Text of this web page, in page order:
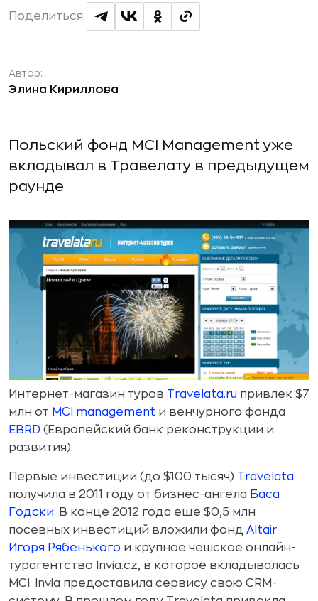
Поделиться:
Автор:
Элина Кириллова
Польский фонд MCI Management уже
вкладывал в Травелату в предыдущем
раунде
Интернет-магазин туров Travelata.ru привлек $7
млн от MCI management и венчурного фонда
EBRD (Европейский банк реконструкции и
развития).
Первые инвестиции (до $100 тысяч) Travelata
получила в 2011 году от бизнес-ангела Баса
Годски. В конце 2012 года еще $0,5 млн
посевных инвестиций вложили фонд Altair
Игоря Рябенького и крупное чешское онлайн-
турагентство Invia.cz, в которое вкладывалась
MCI. Invia предоставила сервису свою CRM-